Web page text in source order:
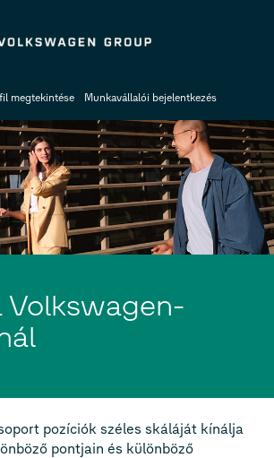
megtekintése Munkavállalói bejelentkezés
Volkswagen-
pozíciók széles skáláját kínálja
pontjain és különböző